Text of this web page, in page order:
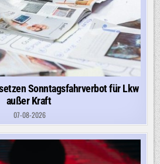
Sonntagsfahrverbot für Lkw
außer Kraft
07-08-2026